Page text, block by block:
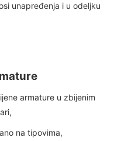
unapređenja i u odeljku
armature u zbijenim
na tipovima,